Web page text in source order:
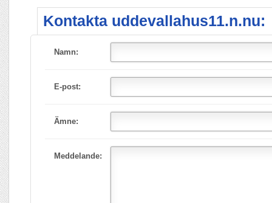
Kontakta uddevallahus11.n.nu:
Namn:
E-post:
Ämne:
Meddelande: